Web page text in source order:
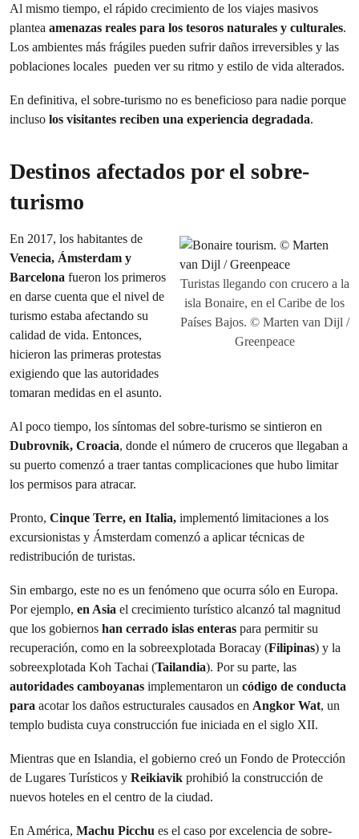
Al mismo tiempo, el rápido crecimiento de los viajes masivos
plantea amenazas reales para los tesoros naturales y culturales.
Los ambientes más frágiles pueden sufrir daños irreversibles y las
poblaciones locales pueden ver su ritmo y estilo de vida alterados.
En definitiva, el sobre-turismo no es beneficioso para nadie porque
incluso los visitantes reciben una experiencia degradada.
Destinos afectados por el sobre-
turismo
En 2017, los habitantes de
Venecia, Ámsterdam y
Barcelona fueron los primeros
en darse cuenta que el nivel de
turismo estaba afectando su
calidad de vida. Entonces,
hicieron las primeras protestas
exigiendo que las autoridades
tomaran medidas en el asunto.
Turistas llegando con crucero a la
isla Bonaire, en el Caribe de los
Países Bajos. © Marten van Dijl /
Greenpeace
Al poco tiempo, los síntomas del sobre-turismo se sintieron en
Dubrovnik, Croacia, donde el número de cruceros que llegaban a
su puerto comenzó a traer tantas complicaciones que hubo limitar
los permisos para atracar.
Pronto, Cinque Terre, en Italia, implementó limitaciones a los
excursionistas y Ámsterdam comenzó a aplicar técnicas de
redistribución de turistas.
Sin embargo, este no es un fenómeno que ocurra sólo en Europa.
Por ejemplo, en Asia el crecimiento turístico alcanzó tal magnitud
que los gobiernos han cerrado islas enteras para permitir su
recuperación, como en la sobreexplotada Boracay (Filipinas) y la
sobreexplotada Koh Tachai (Tailandia). Por su parte, las
autoridades camboyanas implementaron un código de conducta
para acotar los daños estructurales causados en Angkor Wat, un
templo budista cuya construcción fue iniciada en el siglo XII.
Mientras que en Islandia, el gobierno creó un Fondo de Protección
de Lugares Turísticos y Reikiavik prohibió la construcción de
nuevos hoteles en el centro de la ciudad.
En América, Machu Picchu es el caso por excelencia de sobre-